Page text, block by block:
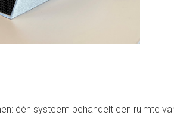
één systeem behandelt een ruimte